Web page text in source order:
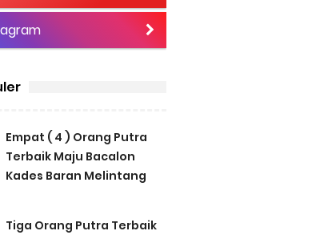
Empat ( 4 ) Orang Putra
Terbaik Maju Bacalon
Kades Baran Melintang
Tiga Orang Putra Terbaik